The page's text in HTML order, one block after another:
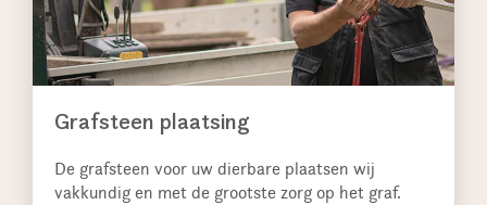
Grafsteen plaatsing
De grafsteen voor uw dierbare plaatsen wij
vakkundig en met de grootste zorg op het graf.